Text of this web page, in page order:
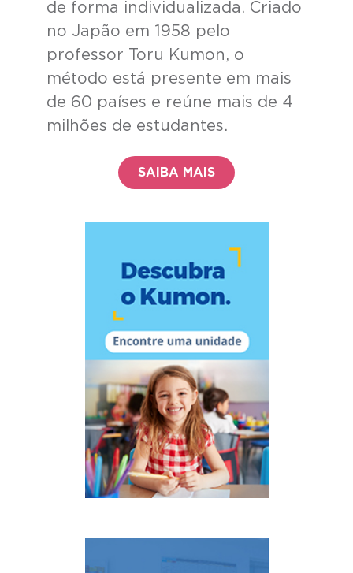
de forma individualizada. Criado
no Japão em 1958 pelo
professor Toru Kumon, o
método está presente em mais
de 60 países e reúne mais de 4
milhões de estudantes.
SAIBA MAIS